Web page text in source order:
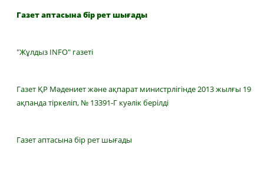
Газет аптасына бір рет шығады
"Жұлдыз INFO" газеті
Газет ҚР Мәдениет және ақпарат министрлігінде 2013 жылғы 19
ақпанда тіркеліп, № 13391-Г куәлік берілді
Газет аптасына бір рет шығады